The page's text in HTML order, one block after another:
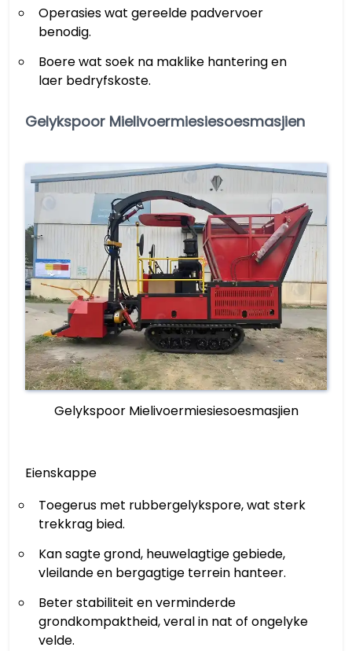
Operasies wat gereelde padvervoer
benodig.
Boere wat soek na maklike hantering en
laer bedryfskoste.
Gelykspoor Mielivoermiesiesoesmasjien
Gelykspoor Mielivoermiesiesoesmasjien
Eienskappe
Toegerus met rubbergelykspore, wat sterk
trekkrag bied.
Kan sagte grond, heuwelagtige gebiede,
vleilande en bergagtige terrein hanteer.
Beter stabiliteit en verminderde
grondkompaktheid, veral in nat of ongelyke
velde.